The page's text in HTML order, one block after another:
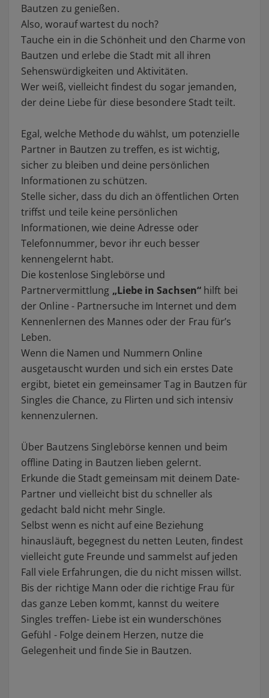
Bautzen zu genießen.
Also, worauf wartest du noch?
Tauche ein in die Schönheit und den Charme von
Bautzen und erlebe die Stadt mit all ihren
Sehenswürdigkeiten und Aktivitäten.
Wer weiß, vielleicht findest du sogar jemanden,
der deine Liebe für diese besondere Stadt teilt.
Egal, welche Methode du wählst, um potenzielle
Partner in Bautzen zu treffen, es ist wichtig,
sicher zu bleiben und deine persönlichen
Informationen zu schützen.
Stelle sicher, dass du dich an öffentlichen Orten
triffst und teile keine persönlichen
Informationen, wie deine Adresse oder
Telefonnummer, bevor ihr euch besser
kennengelernt habt.
Die kostenlose Singlebörse und
Partnervermittlung „Liebe in Sachsen“ hilft bei
der Online - Partnersuche im Internet und dem
Kennenlernen des Mannes oder der Frau für’s
Leben.
Wenn die Namen und Nummern Online
ausgetauscht wurden und sich ein erstes Date
ergibt, bietet ein gemeinsamer Tag in Bautzen für
Singles die Chance, zu Flirten und sich intensiv
kennenzulernen.
Über Bautzens Singlebörse kennen und beim
offline Dating in Bautzen lieben gelernt.
Erkunde die Stadt gemeinsam mit deinem Date-
Partner und vielleicht bist du schneller als
gedacht bald nicht mehr Single.
Selbst wenn es nicht auf eine Beziehung
hinausläuft, begegnest du netten Leuten, findest
vielleicht gute Freunde und sammelst auf jeden
Fall viele Erfahrungen, die du nicht missen willst.
Bis der richtige Mann oder die richtige Frau für
das ganze Leben kommt, kannst du weitere
Singles treffen- Liebe ist ein wunderschönes
Gefühl - Folge deinem Herzen, nutze die
Gelegenheit und finde Sie in Bautzen.